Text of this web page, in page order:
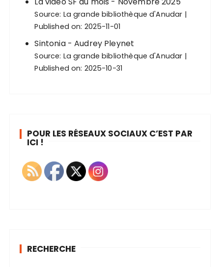
Source: La grande bibliothèque d'Anudar
Published on: 2025-11-01
Sintonia - Audrey Pleynet
Source: La grande bibliothèque d'Anudar
Published on: 2025-10-31
POUR LES RÉSEAUX SOCIAUX C’EST PAR
ICI !
RECHERCHE